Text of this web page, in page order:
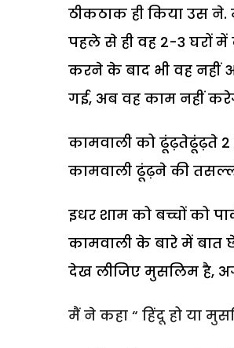
ठीकठाक ही किया उस
पहले से ही वह 2-3 घरों में
करने के बाद भी वह नहीं
गई, अब वह काम नहीं
कामवाली को ढूंढ़तेढूंढ़ते
कामवाली ढूंढ़ने की
इधर शाम को बच्चों को
कामवाली के बारे में बात
देख लीजिए मुसलिम है,
मैं ने कहा “ हिंदू हो या